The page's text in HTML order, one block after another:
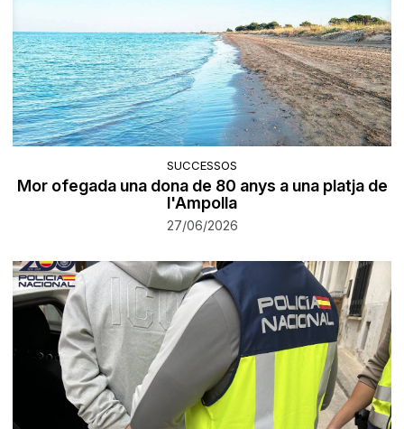
SUCCESSOS
Mor ofegada una dona de 80 anys a una platja de
l'Ampolla
27/06/2026